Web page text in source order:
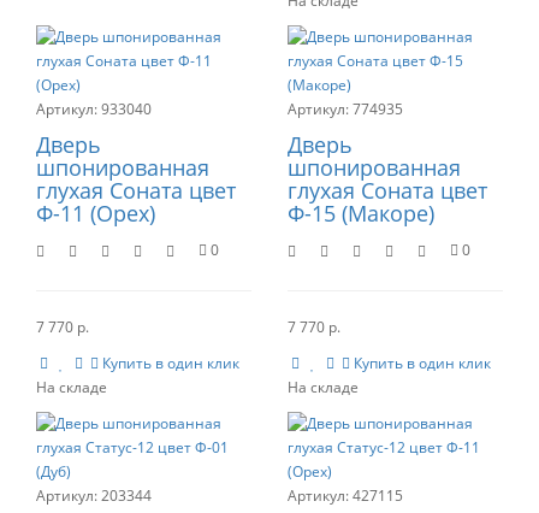
933040
Дверь
шпонированная
глухая Соната цвет
Ф-11 (Орех)
0
7 770 р.
Купить в один клик
774935
Дверь
шпонированная
глухая Соната цвет
Ф-15 (Макоре)
0
7 770 р.
Купить в один клик
203344 427115